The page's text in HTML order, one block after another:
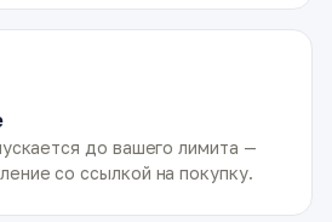
до вашего лимита —
со ссылкой на покупку.